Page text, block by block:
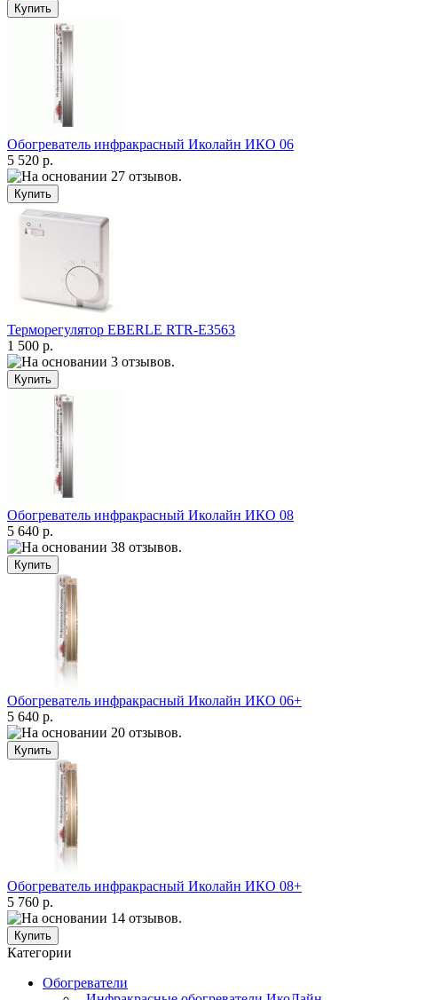
Обогреватель инфракрасный Иколайн ИКО 06
5 520 р.
Терморегулятор EBERLE RTR-E3563
1 500 р.
Обогреватель инфракрасный Иколайн ИКО 08
5 640 р.
Обогреватель инфракрасный Иколайн ИКО 06+
5 640 р.
Обогреватель инфракрасный Иколайн ИКО 08+
5 760 р.
Категории
Обогреватели